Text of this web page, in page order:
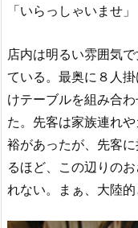
「いらっしゃいませ」
店内は明るい雰囲気
ている。最奥に８人
けテーブルを組み合
た。先客は家族連れ
裕があったが、先客
るほど、この辺りの
れない。まぁ、大陸的